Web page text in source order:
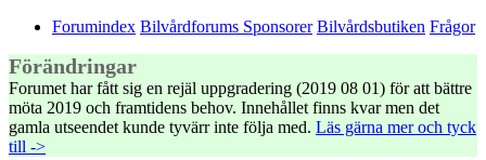
Forumindex Bilvårdforums Sponsorer Bilvårdsbutiken Frågor
Förändringar
Forumet har fått sig en rejäl uppgradering (2019 08 01) för att bättre
möta 2019 och framtidens behov. Innehållet finns kvar men det
gamla utseendet kunde tyvärr inte följa med. Läs gärna mer och tyck
till ->